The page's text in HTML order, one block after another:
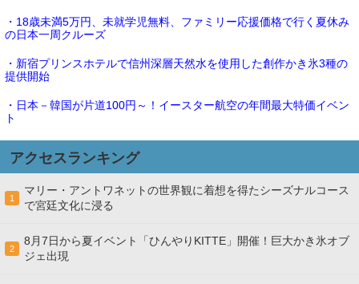
・18歳未満5万円、未就学児無料、ファミリー応援価格で行く夏休み
の日本一周クルーズ
・新宿プリンスホテルで信州深層天然水を使用した創作かき氷3種の
提供開始
・日本－韓国が片道100円～！イースター航空の年間最大特価イベン
ト
アクセスランキング
1
マリー・アントワネットの世界観に着想を得たシーズナルコース
で宮廷文化に浸る
2
8月7日から夏イベント「ひんやりKITTE」開催！巨大かき氷オブ
ジェ出現